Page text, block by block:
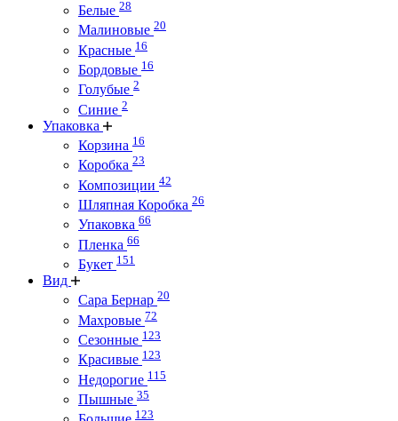
Белые 28
Малиновые 20
Красные 16
Бордовые 16
Голубые 2
Синие 2
Упаковка
Корзина 16
Коробка 23
Композиции 42
Шляпная Коробка 26
Упаковка 66
Пленка 66
Букет 151
Вид
Сара Бернар 20
Махровые 72
Сезонные 123
Красивые 123
Недорогие 115
Пышные 35
123